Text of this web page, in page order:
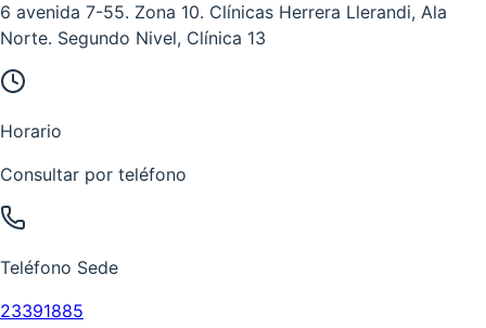
6 avenida 7-55. Zona 10. Clínicas Herrera Llerandi, Ala
Norte. Segundo Nivel, Clínica 13
Horario
Consultar por teléfono
Teléfono Sede
23391885